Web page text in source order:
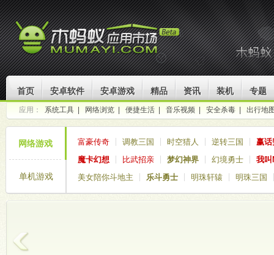
首页 安卓软件 安卓游戏 精品 资讯 装机 专题
应用： 系统工具 网络浏览 便捷生活 音乐视频 安全杀毒 出行地
网络游戏
单机游戏
富豪传奇 调教三国 时空猎人 逆转三国
赢
魔卡幻想
比武招亲 梦幻神界 幻境勇士
我叫
美女陪你斗地主
乐斗勇士 明珠轩辕 明珠三国